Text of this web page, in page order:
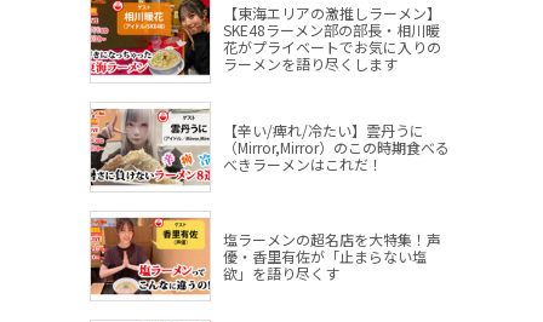
【東海エリアの激推しラーメン】
SKE48ラーメン部の部長・相川暖
花がプライベートでお気に入りの
ラーメンを語り尽くします
【辛い/痺れ/冷たい】雲丹うに
（Mirror,Mirror）のこの時期食べる
べきラーメンはこれだ！
塩ラーメンの超名店を大特集！声
優・香里有佐が「止まらない塩
欲」を語り尽くす